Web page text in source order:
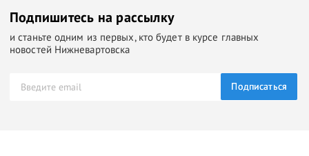
Подпишитесь на рассылку
и станьте одним из первых, кто будет в курсе главных
новостей Нижневартовска
Подписаться